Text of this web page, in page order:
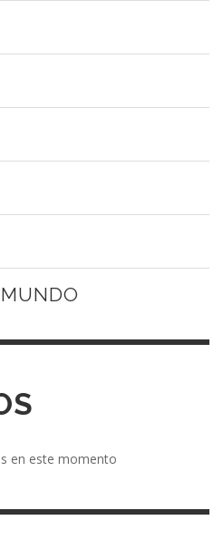
en este momento